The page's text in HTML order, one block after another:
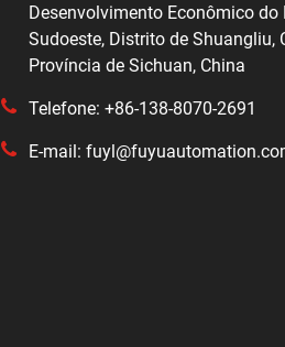
Desenvolvimento Econômico do
Sudoeste, Distrito de Shuangliu,
Província de Sichuan, China
Telefone: +86-138-8070-2691
E-mail: